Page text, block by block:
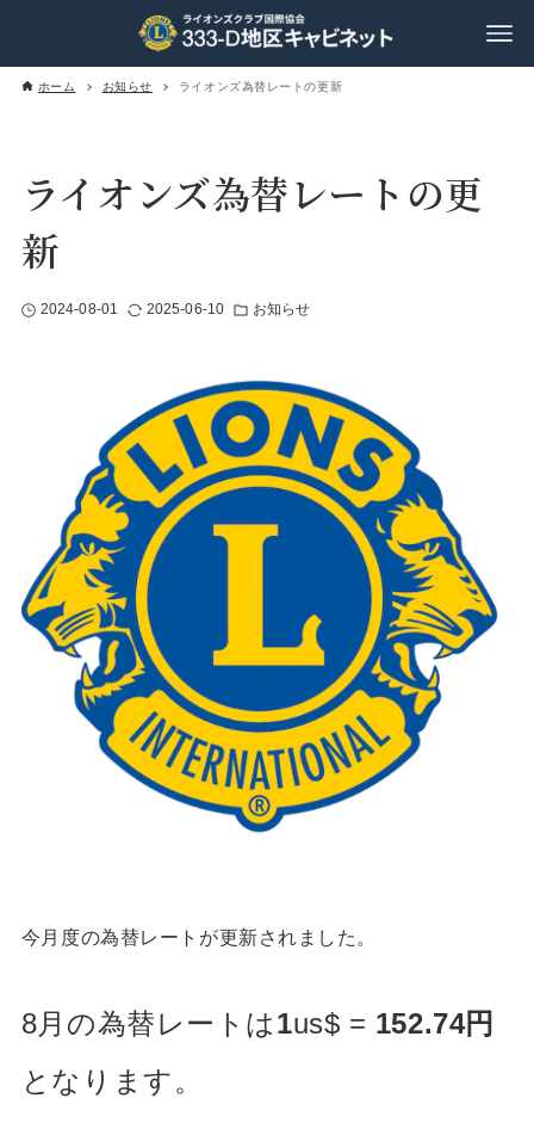
ホーム お知らせ ライオンズ為替レートの更新
ライオンズ為替レートの更
新
2024-08-01 2025-06-10 お知らせ
今月度の為替レートが更新されました。
8月の為替レートは1us$ = 152.74円
となります。